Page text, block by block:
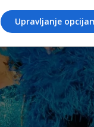
Upravljanje